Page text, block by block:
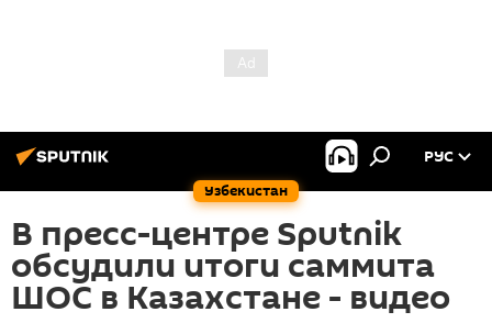
Узбекистан
РУС
В пресс-центре Sputnik
обсудили итоги саммита
ШОС в Казахстане - видео